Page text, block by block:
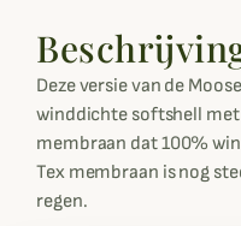
Deze versie van de
winddichte softshell
membraan dat 100%
Tex membraan is nog
regen.